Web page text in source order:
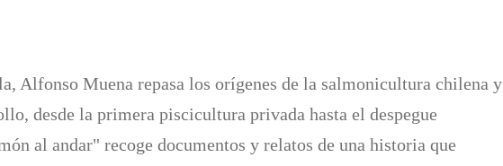
Alfonso Muena repasa los orígenes de la salmonicultura chilena y
desde la primera piscicultura privada hasta el despegue
al andar" recoge documentos y relatos de una historia que